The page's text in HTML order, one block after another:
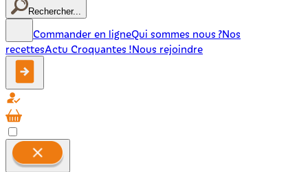
Rechercher...
Commander en ligneQui sommes nous ?Nos
recettesActu Croquantes !Nous rejoindre